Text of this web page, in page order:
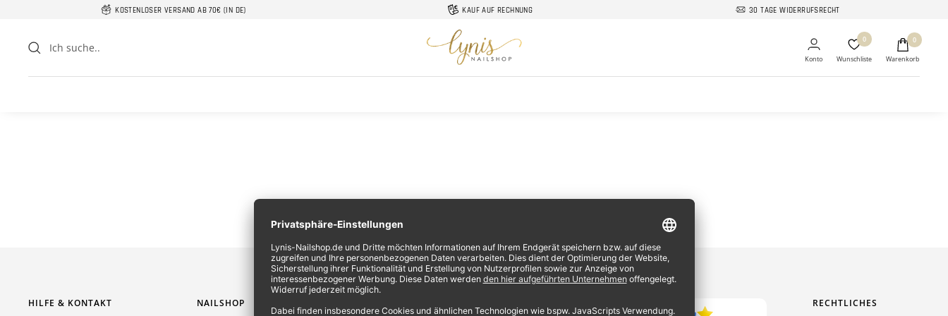
KOSTENLOSER VERSAND AB 70€ (IN DE) KAUF AUF RECHNUNG 30 TAGE WIDERRUFSRECHT
Nailshop
0 0
HILFE & KONTAKT NAILSHOP RECHTLICHES